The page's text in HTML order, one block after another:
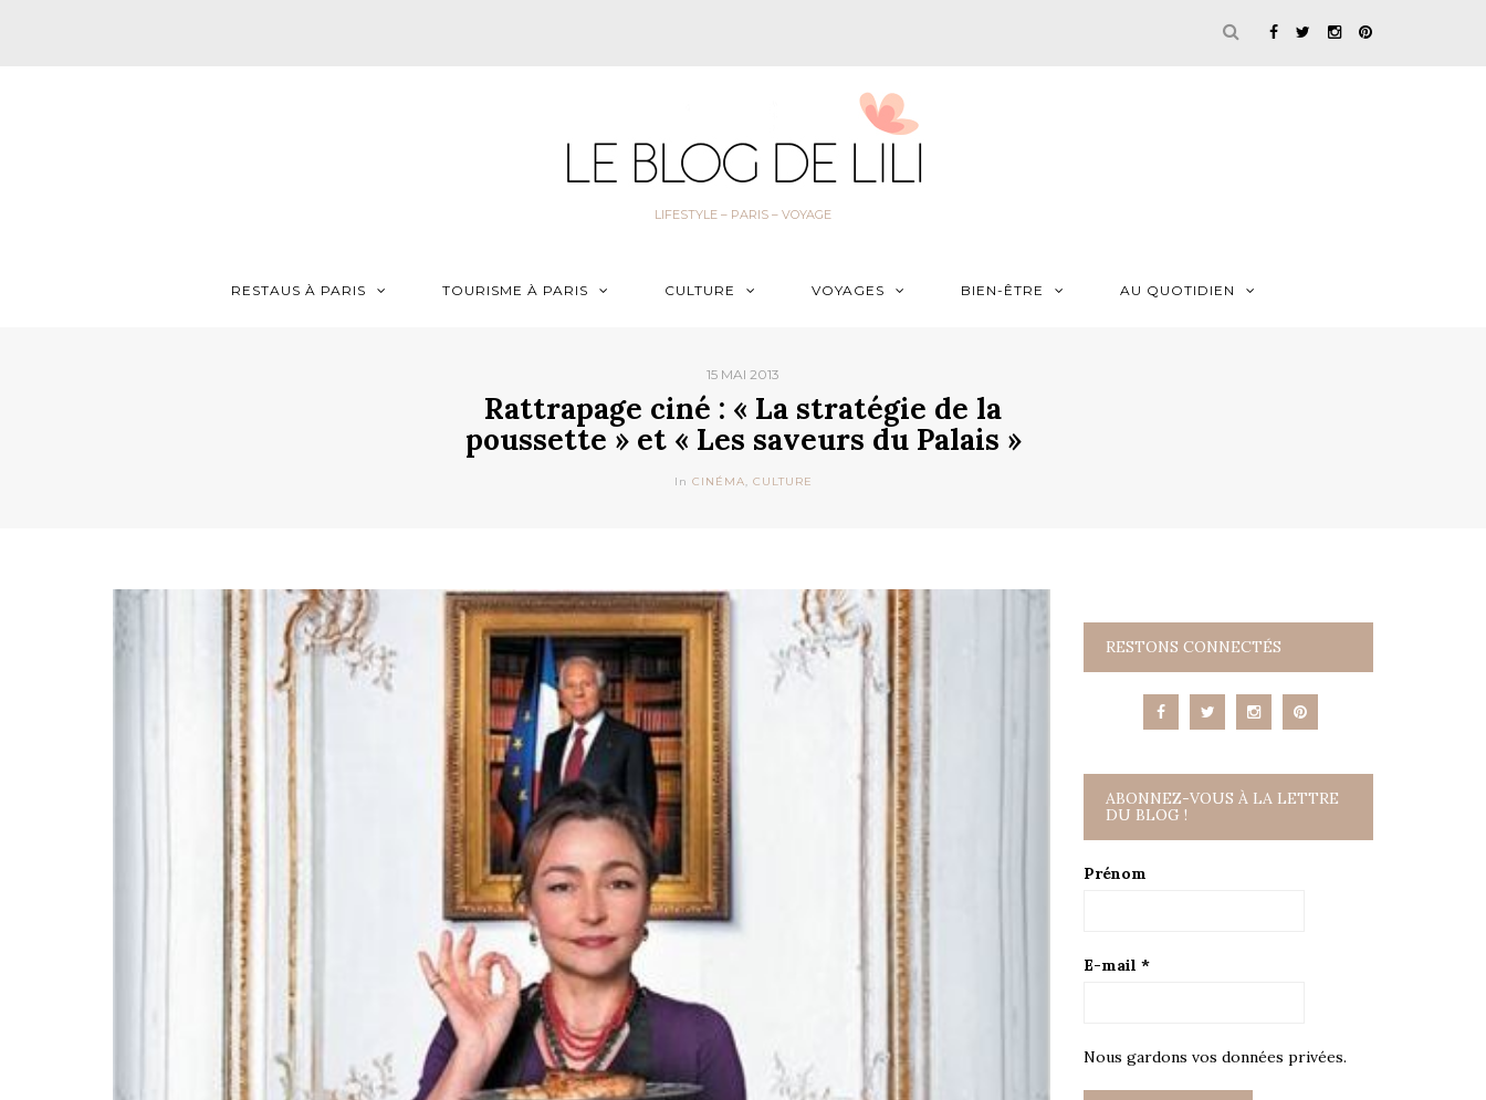
LIFESTYLE – PARIS – VOYAGE
RESTAUS À PARIS TOURISME À PARIS CULTURE VOYAGES BIEN-ÊTRE AU QUOTIDIEN
15 MAI 2013
Rattrapage ciné : « La stratégie de la
poussette » et « Les saveurs du Palais »
In CINÉMA, CULTURE
RESTONS CONNECTÉS
ABONNEZ-VOUS À LA LETTRE
DU BLOG !
Prénom
E-mail *
Nous gardons vos données privées.